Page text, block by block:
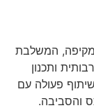
מקיפה, המשלבת
ותכנון
פעולה עם
והסביבה.